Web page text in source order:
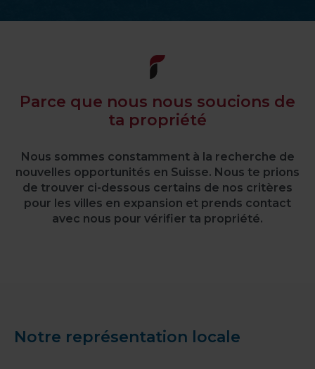
Parce que nous nous soucions de
ta propriété
Nous sommes constamment à la recherche de
nouvelles opportunités en Suisse. Nous te prions
de trouver ci-dessous certains de nos critères
pour les villes en expansion et prends contact
avec nous pour vérifier ta propriété.
Notre représentation locale